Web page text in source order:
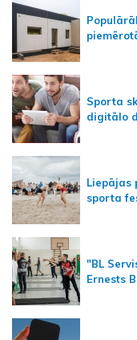
Sporta
digitālo
Liepājas
sporta
"BL
Ernests